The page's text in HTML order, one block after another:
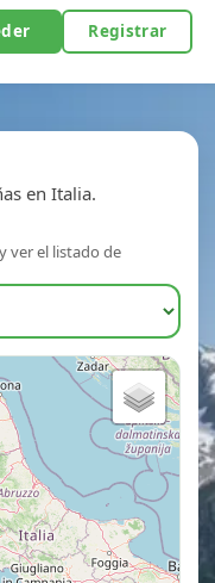
Registrar
en Italia.
ver el listado de